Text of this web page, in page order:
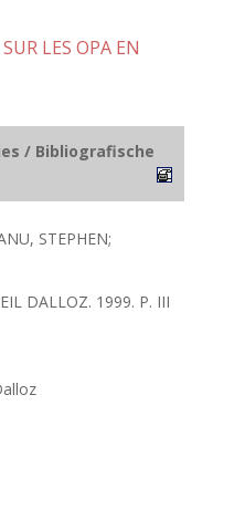
LES OPA EN
/ Bibliografische
STEPHEN;
DALLOZ. 1999. P. III